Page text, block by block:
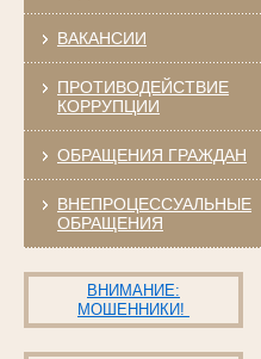
ВАКАНСИИ
ПРОТИВОДЕЙСТВИЕ
КОРРУПЦИИ
ОБРАЩЕНИЯ ГРАЖДАН
ВНЕПРОЦЕССУАЛЬНЫЕ
ОБРАЩЕНИЯ
ВНИМАНИЕ:
МОШЕННИКИ!